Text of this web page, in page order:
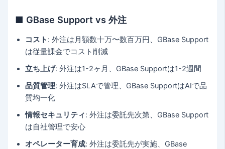
■ GBase Support vs 外注
コスト : 外注は月額数十万〜数百万円、GBase Support
は従量課金でコスト削減
立ち上げ: 外注は1-2ヶ月、GBase Supportは1-2週間
品質管理: 外注はSLAで管理、GBase SupportはAIで品
質均一化
情報セキュリティ: 外注は委託先次第、GBase Support
は自社管理で安心
オペレーター育成: 外注は委託先が実施、GBase